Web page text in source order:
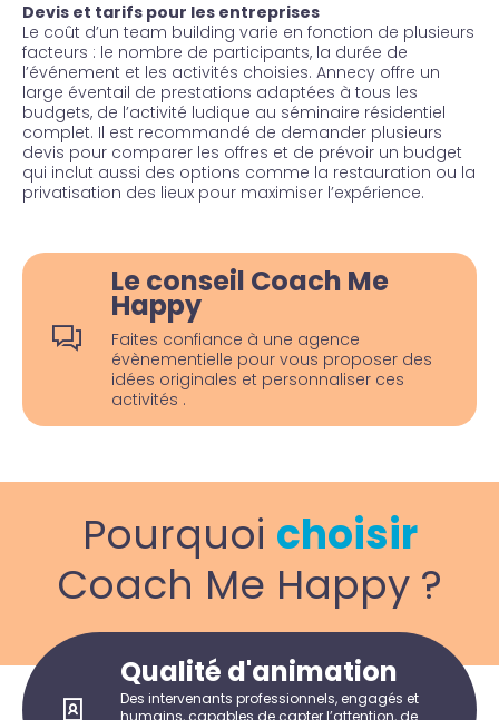
Devis et tarifs pour les entreprises
Le coût d’un team building varie en fonction de plusieurs
facteurs : le nombre de participants, la durée de
l’événement et les activités choisies. Annecy offre un
large éventail de prestations adaptées à tous les
budgets, de l’activité ludique au séminaire résidentiel
complet. Il est recommandé de demander plusieurs
devis pour comparer les offres et de prévoir un budget
qui inclut aussi des options comme la restauration ou la
privatisation des lieux pour maximiser l’expérience.
Le conseil Coach Me
Happy
Faites confiance à une agence
évènementielle pour vous proposer des
idées originales et personnaliser ces
activités .
Pourquoi choisir
Coach Me Happy ?
Qualité d'animation
Des intervenants professionnels, engagés et